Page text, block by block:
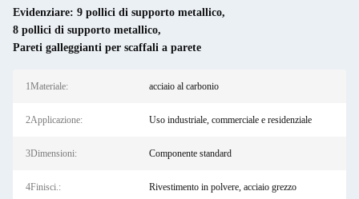
Evidenziare: 9 pollici di supporto metallico,
8 pollici di supporto metallico,
Pareti galleggianti per scaffali a parete
1Materiale: acciaio al carbonio
2Applicazione: Uso industriale, commerciale e residenziale
3Dimensioni: Componente standard
4Finisci.: Rivestimento in polvere, acciaio grezzo